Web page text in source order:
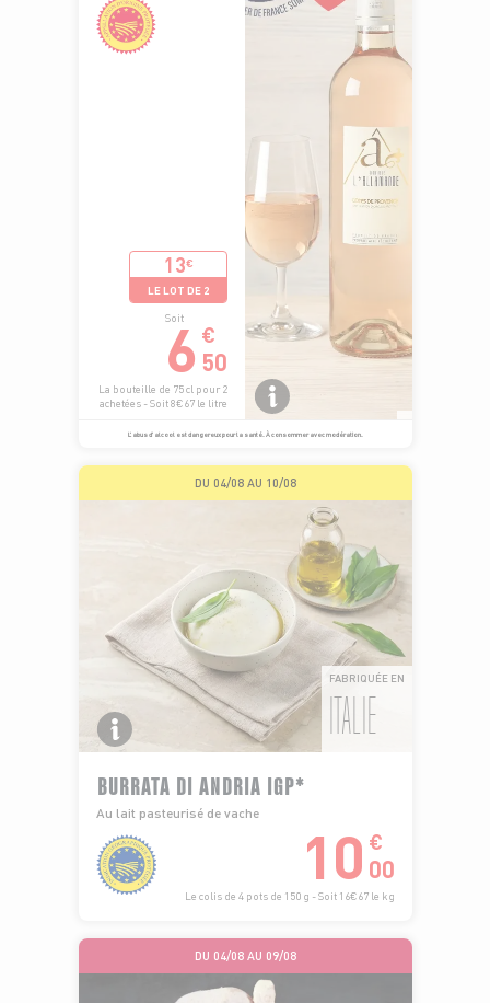
13€
LE LOT DE 2
Soit
6 €
50
La bouteille de 75 cl pour 2
achetées - Soit 8€67 le litre
L’abus d’alcool est dangereux pour la santé. À consommer avec modération.
DU 04/08 AU 10/08
FABRIQUÉE EN
ITALIE
BURRATA DI ANDRIA IGP*
Au lait pasteurisé de vache
10 €
00
Le colis de 4 pots de 150 g - Soit 16€67 le kg
DU 04/08 AU 09/08